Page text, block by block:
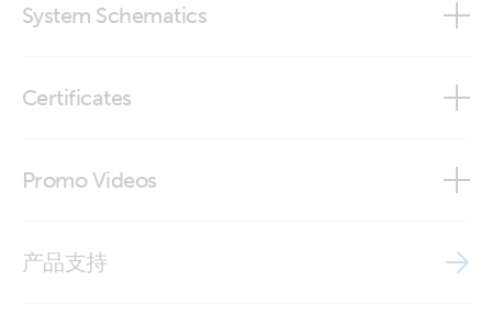
Quattro-II 24/5000/120-50/50 230V (connections)
Quattro-II 48/5000/70-50/50 (connector bottom)
batteries
System Schematics
4x200Ah Li Cerbo GX touch 50 MPPT Generator
Smart BMS NG 800Ah NG Li HP Alternators ARCO Zeus
Manual & Drawing Quattro-II 5kVA 230VAC 24VDC 600-
Certificates
Promo Videos
产品支持